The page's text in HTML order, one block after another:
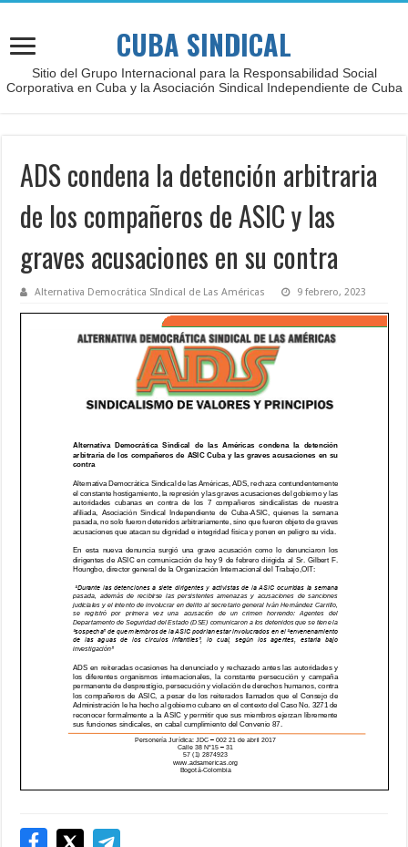
CUBA SINDICAL
Sitio del Grupo Internacional para la Responsabilidad Social
Corporativa en Cuba y la Asociación Sindical Independiente de Cuba
ADS condena la detención arbitraria
de los compañeros de ASIC y las
graves acusaciones en su contra
Alternativa Democrática SIndical de Las Américas 9 febrero, 2023